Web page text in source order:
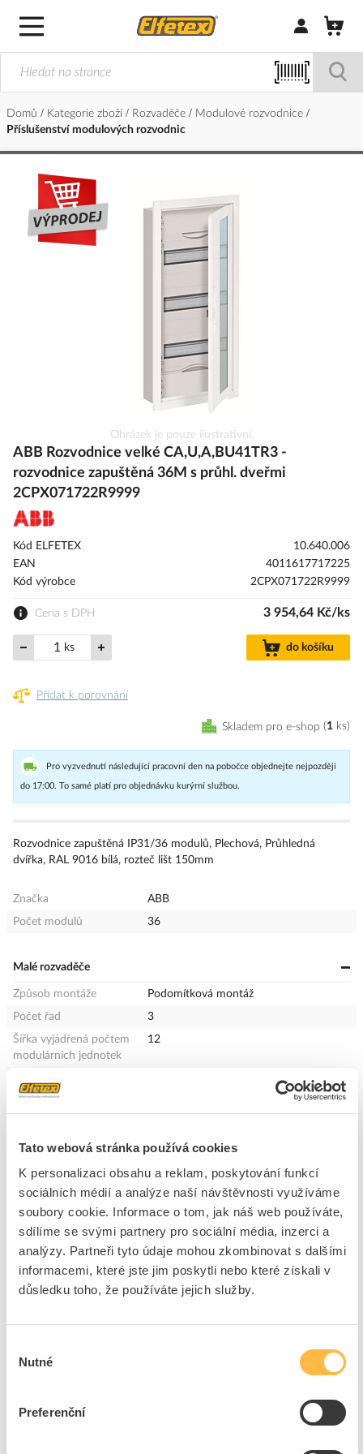
Tato webová stránka používá cookies
K personalizaci obsahu a reklam, poskytování funkcí
sociálních médií a analýze naší návštěvnosti využíváme
soubory cookie. Informace o tom, jak náš web používáte,
sdílíme se svými partnery pro sociální média, inzerci a
analýzy. Partneři tyto údaje mohou zkombinovat s dalšími
informacemi, které jste jim poskytli nebo které získali v
důsledku toho, že používáte jejich služby.
souhlasu
Nutné
Preferenční
Přihlásit/
Domů Kategorie zboží Rozvaděče
Modulové rozvodnice
Příslušenství modulových rozvodnic
Přeskočit
konec
galerie
na
začátek
s
obrázky
Obrázek je pouze ilustrativní.
ABB Rozvodnice velké CA,U,A,BU41TR3 -
rozvodnice zapuštěná 36M s průhl. dveřmi
2CPX071722R9999
Kód ELFETEX
10.640.006
EAN
4011617717225
Kód výrobce
2CPX071722R9999
Cena s DPH 3 954,64 Kč/ks
ks do košíku
Přidat k porovnání
Skladem pro e-shop 1 ks
Pro vyzvednutí následující pracovní den na pobočce objednejte nejpozději
do 17:00. To samé platí pro objednávku kurýrní službou.
Rozvodnice zapuštěná IP31/36 modulů, Plechová, Průhledná
dvířka, RAL 9016 bílá, rozteč lišt 150mm
Značka
ABB
Počet modulů
36
Malé rozvaděče
Způsob montáže
Podomítková montáž
Počet řad
3
Šířka vyjádřená počtem
modulárních jednotek
12
Průhledné víko / dveře
Výška
684 mm
Šířka
310 mm
Hloubka
120 mm
DIN lišta
Ano
Možnost rozšíření
Ne
Bílá
číslo RAL
Se zámkem
Ano
Montážní hloubka